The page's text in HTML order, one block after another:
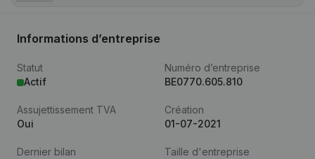
Informations d’entreprise
Statut
Actif
Numéro d’entreprise
BE0770.605.810
Assujettissement TVA
Oui
Création
01-07-2021
Dernier bilan
Taille d'entreprise